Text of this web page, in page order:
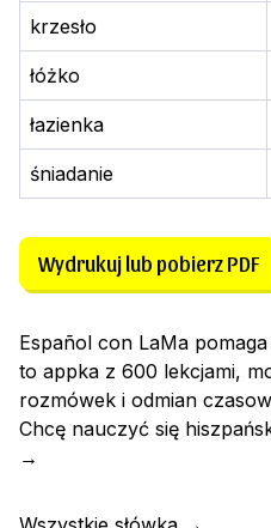
krzesło
łóżko
łazienka
śniadanie
Wydrukuj lub pobierz PDF
Español con LaMa
to appka z 600 lekcjami,
rozmówek i odmian
Chcę nauczyć się
→